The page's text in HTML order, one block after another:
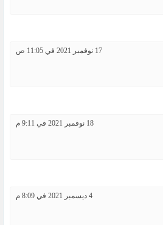
17 نوفمبر 2021 في 11:05 ص
18 نوفمبر 2021 في 9:11 م
4 ديسمبر 2021 في 8:09 م